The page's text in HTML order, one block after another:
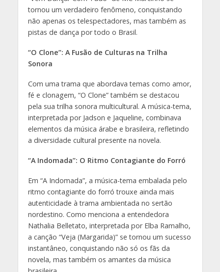
tornou um verdadeiro fenômeno, conquistando
não apenas os telespectadores, mas também as
pistas de dança por todo o Brasil.
“O Clone”: A Fusão de Culturas na Trilha
Sonora
Com uma trama que abordava temas como amor,
fé e clonagem, “O Clone” também se destacou
pela sua trilha sonora multicultural. A música-tema,
interpretada por Jadson e Jaqueline, combinava
elementos da música árabe e brasileira, refletindo
a diversidade cultural presente na novela.
“A Indomada”: O Ritmo Contagiante do Forró
Em “A Indomada”, a música-tema embalada pelo
ritmo contagiante do forró trouxe ainda mais
autenticidade à trama ambientada no sertão
nordestino. Como menciona a entendedora
Nathalia Belletato, interpretada por Elba Ramalho,
a canção “Veja (Margarida)” se tornou um sucesso
instantâneo, conquistando não só os fãs da
novela, mas também os amantes da música